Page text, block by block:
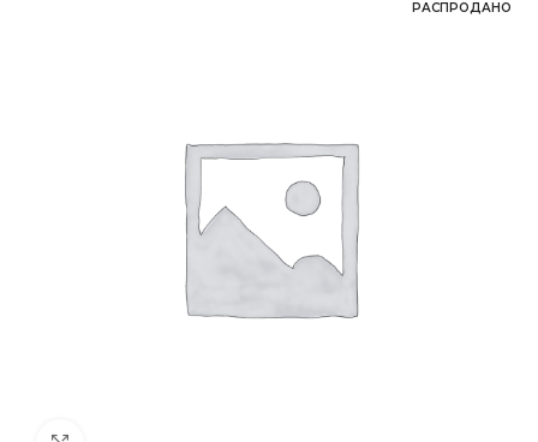
РАСПРОДАНО